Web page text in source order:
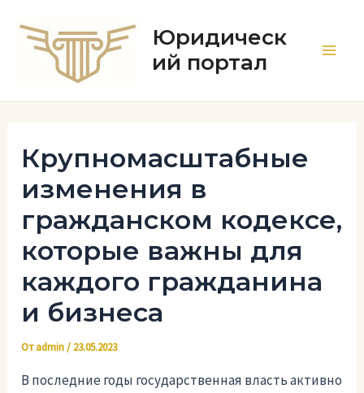
содержимому
Юридическ
ий портал
Крупномасштабные
изменения в
гражданском кодексе,
которые важны для
каждого гражданина
и бизнеса
Отadmin/ 23.05.2023
В последние годы государственная власть активно